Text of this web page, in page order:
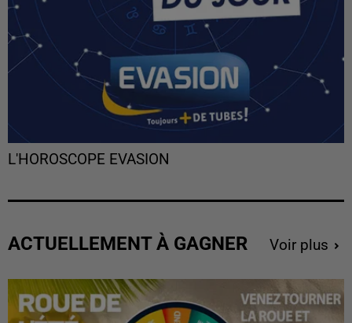
L'HOROSCOPE EVASION
ACTUELLEMENT À GAGNER Voir plus